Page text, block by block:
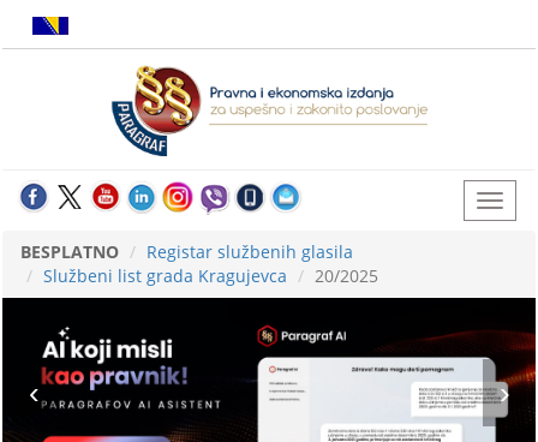
BESPLATNO
Registar službenih glasila
Službeni list grada Kragujevca
20/2025